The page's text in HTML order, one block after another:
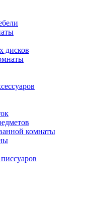
дисков
комнаты